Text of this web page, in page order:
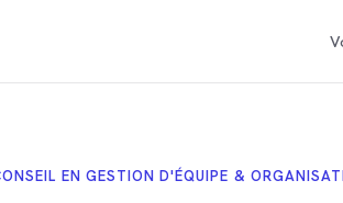
EN GESTION D'ÉQUIPE &